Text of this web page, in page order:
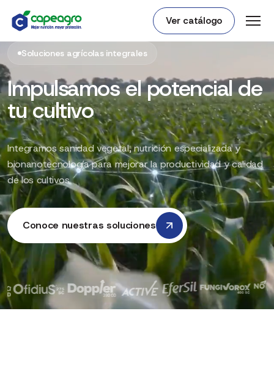
Ver catálogo
Soluciones agrícolas integrales
Impulsamos el potencial de
tu cultivo
Integramos sanidad vegetal, nutrición especializada y
bionanotecnología para mejorar la productividad y calidad
de los cultivos
Conoce nuestras soluciones